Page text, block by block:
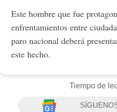
Este hombre que fue
enfrentamientos entre
paro nacional deberá
este hecho.
Tiempo de